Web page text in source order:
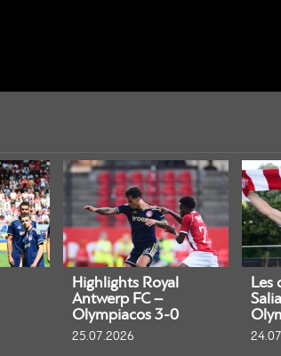
Highlights Royal
Antwerp FC –
Olympiacos 3-0
25.07.2026
Les